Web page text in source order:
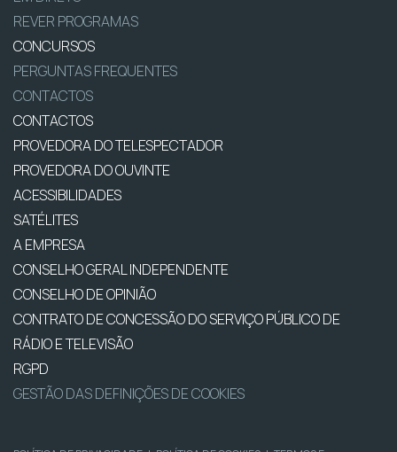
REVER PROGRAMAS
CONCURSOS
PERGUNTAS FREQUENTES
CONTACTOS
CONTACTOS
PROVEDORA DO TELESPECTADOR
PROVEDORA DO OUVINTE
ACESSIBILIDADES
SATÉLITES
A EMPRESA
CONSELHO GERAL INDEPENDENTE
CONSELHO DE OPINIÃO
CONTRATO DE CONCESSÃO DO SERVIÇO PÚBLICO DE
RÁDIO E TELEVISÃO
RGPD
GESTÃO DAS DEFINIÇÕES DE COOKIES